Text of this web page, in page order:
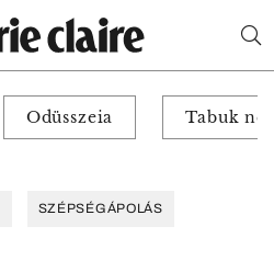
Odüsszeia Tabuk
SZÉPSÉGÁPOLÁS